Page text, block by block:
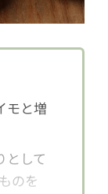
モと増
として
のを